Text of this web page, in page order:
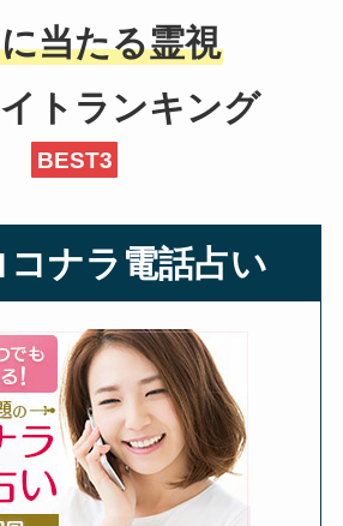
当たる霊視
トランキング
BEST3
コナラ電話占い